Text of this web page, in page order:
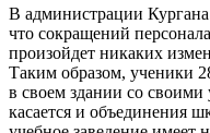
В администрации
что сокращений
произойдет никаких
Таким образом, ученики
в своем здании со
касается и объединения